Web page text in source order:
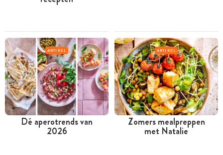
ARTIKEL
Dé aperotrends van
2026
ARTIKEL
Zomers mealpreppen
met Natalie